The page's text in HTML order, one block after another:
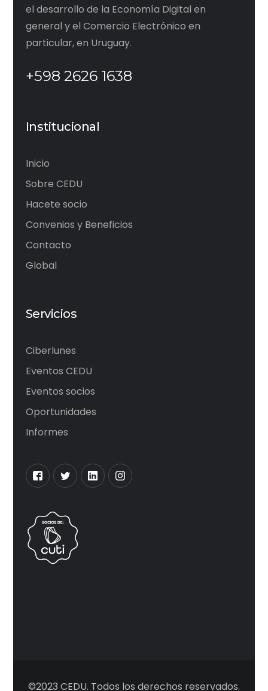
el desarrollo de la Economía Digital en
general y el Comercio Electrónico en
particular, en Uruguay.
+598 2626 1638
Institucional
Inicio
Sobre CEDU
Hacete socio
Convenios y Beneficios
Contacto
Global
Servicios
Ciberlunes
Eventos CEDU
Eventos socios
Oportunidades
Informes
©2023 CEDU. Todos los derechos reservados.